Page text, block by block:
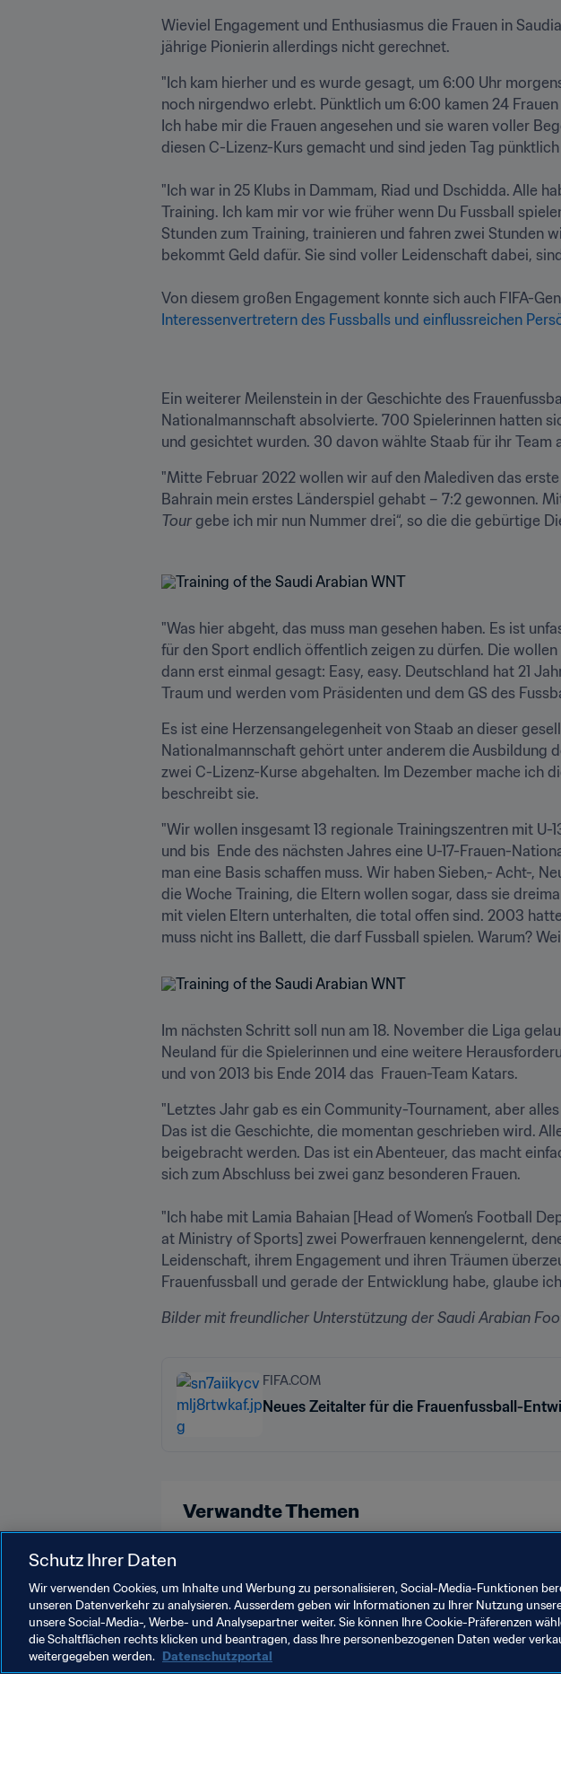
Wieviel Engagement und Enthusiasmus die Frauen in
jährige Pionierin allerdings nicht gerechnet.
"Ich kam hierher und es wurde gesagt, um 6:00 Uhr
noch nirgendwo erlebt. Pünktlich um 6:00 kamen 24
Ich habe mir die Frauen angesehen und sie waren voller
diesen C-Lizenz-Kurs gemacht und sind jeden Tag
"Ich war in 25 Klubs in Dammam, Riad und Dschidda. Alle
Training. Ich kam mir vor wie früher wenn Du Fussball
Stunden zum Training, trainieren und fahren zwei Stunden
bekommt Geld dafür. Sie sind voller Leidenschaft dabei,
Von diesem großen Engagement konnte sich auch FIFA-
Interessenvertretern des Fussballs und einflussreichen
Ein weiterer Meilenstein in der Geschichte des
Nationalmannschaft absolvierte. 700 Spielerinnen hatten
und gesichtet wurden. 30 davon wählte Staab für ihr Team
"Mitte Februar 2022 wollen wir auf den Malediven das
Bahrain mein erstes Länderspiel gehabt – 7:2 gewonnen.
Tour gebe ich mir nun Nummer drei“, so die die gebürtige
"Was hier abgeht, das muss man gesehen haben. Es ist
für den Sport endlich öffentlich zeigen zu dürfen. Die
dann erst einmal gesagt: Easy, easy. Deutschland hat 21
Traum und werden vom Präsidenten und dem GS des
Es ist eine Herzensangelegenheit von Staab an dieser
Nationalmannschaft gehört unter anderem die Ausbildung
zwei C-Lizenz-Kurse abgehalten. Im Dezember mache ich
beschreibt sie.
"Wir wollen insgesamt 13 regionale Trainingszentren mit
und bis  Ende des nächsten Jahres eine U-17-Frauen-
man eine Basis schaffen muss. Wir haben Sieben,- Acht-,
die Woche Training, die Eltern wollen sogar, dass sie
mit vielen Eltern unterhalten, die total offen sind. 2003
muss nicht ins Ballett, die darf Fussball spielen. Warum?
Im nächsten Schritt soll nun am 18. November die Liga
Neuland für die Spielerinnen und eine weitere
und von 2013 bis Ende 2014 das  Frauen-Team Katars.
"Letztes Jahr gab es ein Community-Tournament, aber
Das ist die Geschichte, die momentan geschrieben wird.
beigebracht werden. Das ist ein Abenteuer, das macht
sich zum Abschluss bei zwei ganz besonderen Frauen.
"Ich habe mit Lamia Bahaian [Head of Women’s Football
at Ministry of Sports] zwei Powerfrauen kennengelernt,
Leidenschaft, ihrem Engagement und ihren Träumen
Frauenfussball und gerade der Entwicklung habe, glaube
Bilder mit freundlicher Unterstützung der Saudi Arabian
FIFA.COM
Neues Zeitalter für die Frauenfussball-
Verwandte Themen
Schutz Ihrer Daten
Wir verwenden Cookies, um Inhalte und Werbung zu personalisieren, Social-Media-Funktionen
unseren Datenverkehr zu analysieren. Ausserdem geben wir Informationen zu Ihrer Nutzung
unsere Social-Media-, Werbe- und Analysepartner weiter. Sie können Ihre Cookie-Präferenzen
die Schaltflächen rechts klicken und beantragen, dass Ihre personenbezogenen Daten weder
weitergegeben werden. Datenschutzportal